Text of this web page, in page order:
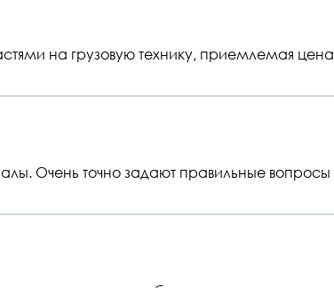
на грузовую технику, приемлемая
Очень точно задают правильные